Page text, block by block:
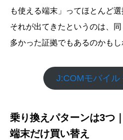
も使える端末」ってほとんど
それが出てきたというのは、
多かった証拠でもあるのかもし
J:COMモバイル
乗り換えパターンは3つ
端末だけ買い替え